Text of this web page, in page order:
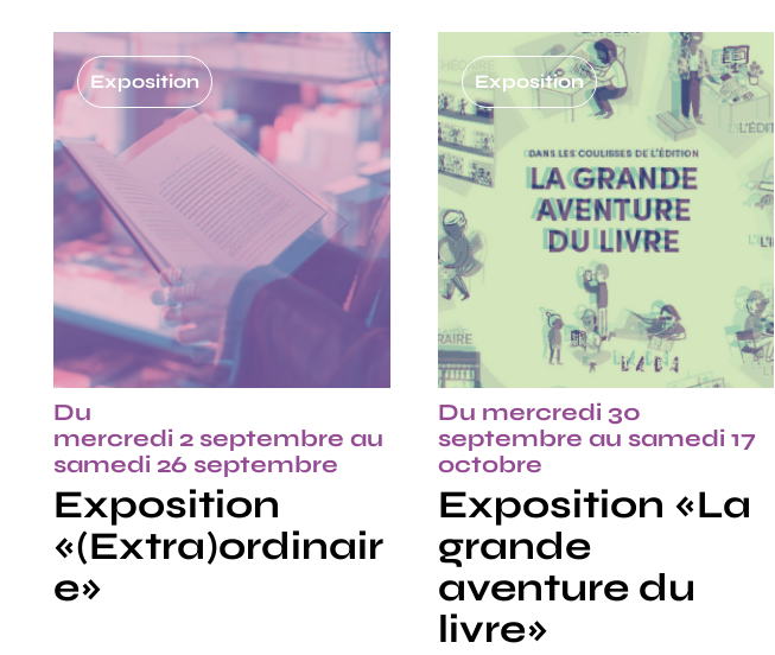
Exposition
Du
mercredi 2 septembre au
samedi 26 septembre
Exposition
«(Extra)ordinair
e»
Exposition
Du mercredi 30
septembre au samedi 17
octobre
Exposition «La
grande
aventure du
livre»